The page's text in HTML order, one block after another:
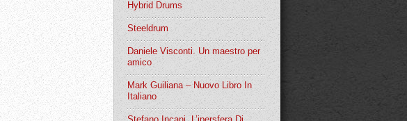
Hybrid Drums
Steeldrum
Daniele Visconti. Un maestro per
amico
Mark Guiliana – Nuovo Libro In
Italiano